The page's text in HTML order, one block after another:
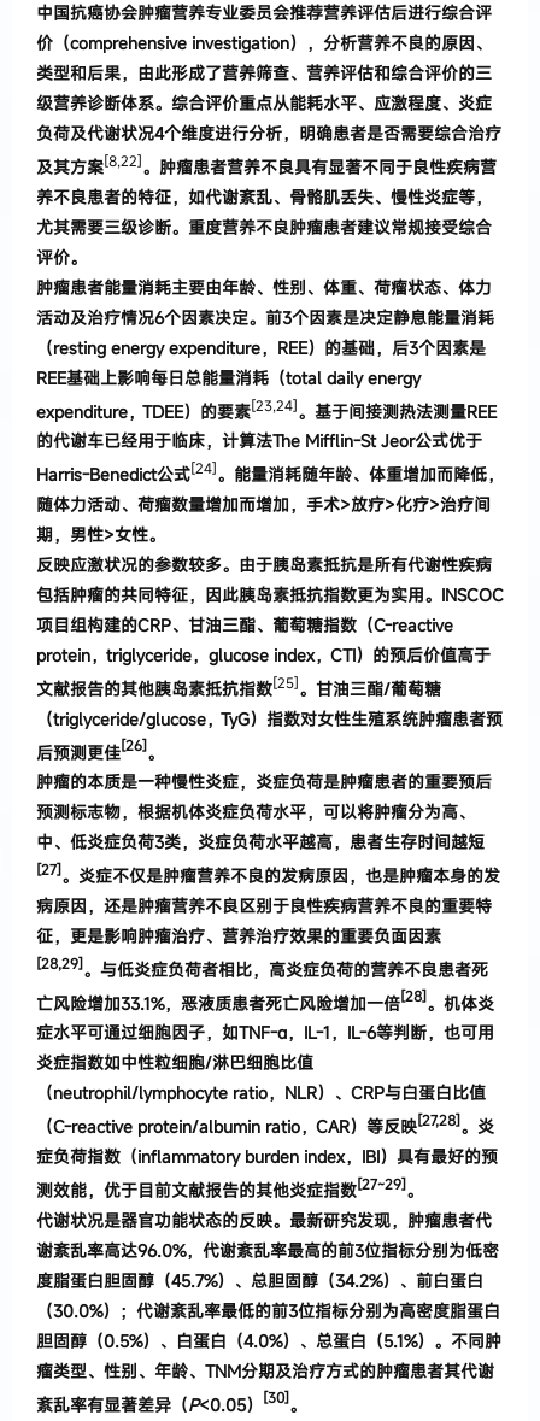
中国抗癌协会肿瘤营养专业委员会推荐营养评估后进行综合评
价（comprehensive investigation）， 分析营养不良的原因、
类型和后果， 由此形成了营养筛查、 营养评估和综合评价的三
级营养诊断体系。 综合评价重点从能耗水平、应激程度、炎症
负荷及代谢状况4个维度进行分析， 明确患者是否需要综合治疗
及其方案[8,22]。 肿瘤患者营养不良具有显著不同于良性疾病营
养不良患者的特征， 如代谢紊乱、骨骼肌丢失、慢性炎症等，
尤其需要三级诊断。 重度营养不良肿瘤患者建议常规接受综合
评价。
肿瘤患者能量消耗主要由年龄、性别、体重、荷瘤状态、体力
活动及治疗情况6个因素决定。 前3个因素是决定静息能量消耗
（resting energy expenditure， REE） 的基础， 后3个因素是
REE基础上影响每日总能量消耗 （total daily energy
expenditure， TDEE） 的要素[23,24]。 基于间接测热法测量REE
的代谢车已经用于临床， 计算法The Mifflin-St Jeor公式优于
Harris-Benedict公式[24]。 能量消耗随年龄、体重增加而降低，
随体力活动、荷瘤数量增加而增加， 手术>放疗>化疗>治疗间
期， 男性>女性。
反映应激状况的参数较多。 由于胰岛素抵抗是所有代谢性疾病
包括肿瘤的共同特征， 因此胰岛素抵抗指数更为实用。 INSCOC
项目组构建的CRP、甘油三酯、葡萄糖指数 （C-reactive
protein， triglyceride， glucose index， CTI） 的预后价值高于
文献报告的其他胰岛素抵抗指数[25]。 甘油三酯/葡萄糖
（triglyceride/glucose， TyG） 指数对女性生殖系统肿瘤患者预
后预测更佳[26] 。
肿瘤的本质是一种慢性炎症， 炎症负荷是肿瘤患者的重要预后
预测标志物， 根据机体炎症负荷水平， 可以将肿瘤分为高、
中、低炎症负荷3类， 炎症负荷水平越高， 患者生存时间越短
[27] 。 炎症不仅是肿瘤营养不良的发病原因， 也是肿瘤本身的发
病原因， 还是肿瘤营养不良区别于良性疾病营养不良的重要特
征， 更是影响肿瘤治疗、营养治疗效果的重要负面因素
[28,29] 。 与低炎症负荷者相比， 高炎症负荷的营养不良患者死
亡风险增加33.1%， 恶液质患者死亡风险增加一倍[28] 。 机体炎
症水平可通过细胞因子， 如TNF-α， IL-1， IL-6等判断， 也可用
炎症指数如中性粒细胞/淋巴细胞比值
（neutrophil/lymphocyte ratio， NLR） 、 CRP与白蛋白比值
（C-reactive protein/albumin ratio， CAR） 等反映[27,28] 。 炎
症负荷指数 （inflammatory burden index， IBI） 具有最好的预
测效能， 优于目前文献报告的其他炎症指数[27~29] 。
代谢状况是器官功能状态的反映。最新研究发现，肿瘤患者代
谢紊乱率高达96.0%，代谢紊乱率最高的前3位指标分别为低密
度脂蛋白胆固醇 （45.7%） 、总胆固醇 （34.2%） 、前白蛋白
（30.0%）； 代谢紊乱率最低的前3位指标分别为高密度脂蛋白
胆固醇 （0.5%） 、白蛋白 （4.0%） 、总蛋白 （5.1%）。 不同肿
瘤类型、性别、年龄、 TNM分期及治疗方式的肿瘤患者其代谢
紊乱率有显著差异 （P<0.05） [30] 。